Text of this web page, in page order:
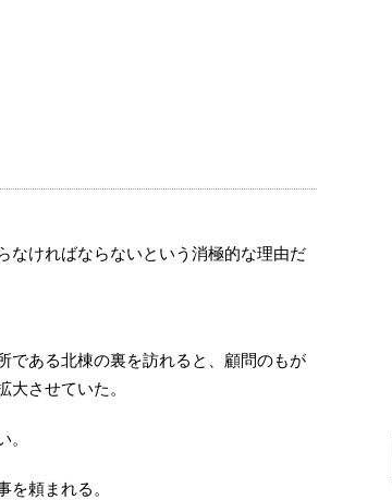
なければならないという消極的な理由だ
である北棟の裏を訪れると、顧問のもが
させていた。
。
を頼まれる。